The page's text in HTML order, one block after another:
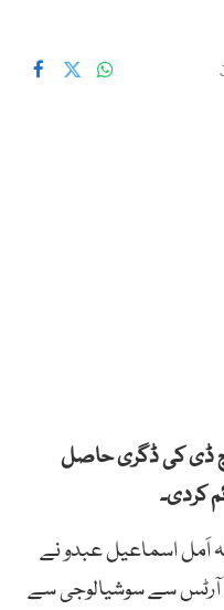
پی ایچ ڈی کی ڈگری حاصل
کردی۔
رکھنے والی 83 سالہ اَمل اسماعیل عبدو نے
آرٹس سے سوشیالوجی سے